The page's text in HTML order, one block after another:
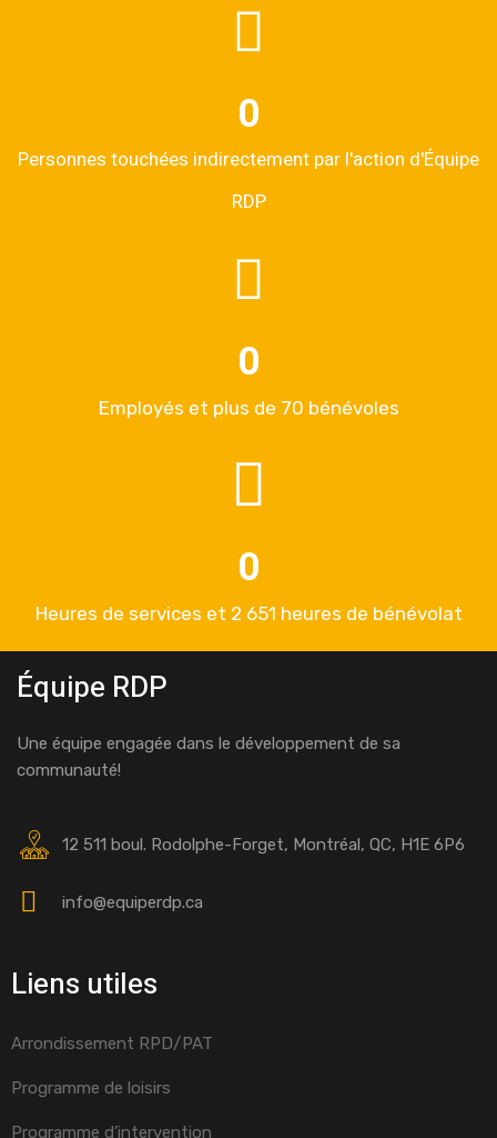
0
Personnes touchées indirectement par l'action d'Équipe
RDP
0
Employés et plus de 70 bénévoles
0
Heures de services et 2 651 heures de bénévolat
Équipe RDP
Une équipe engagée dans le développement de sa
communauté!
12 511 boul. Rodolphe-Forget, Montréal, QC, H1E 6P6
info@equiperdp.ca
Liens utiles
Arrondissement RPD/PAT
Programme de loisirs
Programme d’intervention